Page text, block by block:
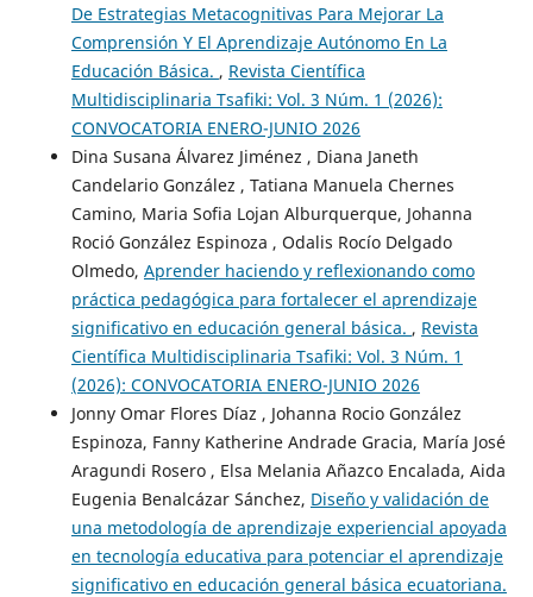
De Estrategias Metacognitivas Para Mejorar La
Comprensión Y El Aprendizaje Autónomo En La
Educación Básica. , Revista Científica
Multidisciplinaria Tsafiki: Vol. 3 Núm. 1 (2026):
CONVOCATORIA ENERO-JUNIO 2026
Dina Susana Álvarez Jiménez , Diana Janeth
Candelario González , Tatiana Manuela Chernes
Camino, Maria Sofia Lojan Alburquerque, Johanna
Roció González Espinoza , Odalis Rocío Delgado
Olmedo, Aprender haciendo y reflexionando como
práctica pedagógica para fortalecer el aprendizaje
significativo en educación general básica. , Revista
Científica Multidisciplinaria Tsafiki: Vol. 3 Núm. 1
(2026): CONVOCATORIA ENERO-JUNIO 2026
Jonny Omar Flores Díaz , Johanna Rocio González
Espinoza, Fanny Katherine Andrade Gracia, María José
Aragundi Rosero , Elsa Melania Añazco Encalada, Aida
Eugenia Benalcázar Sánchez, Diseño y validación de
una metodología de aprendizaje experiencial apoyada
en tecnología educativa para potenciar el aprendizaje
significativo en educación general básica ecuatoriana.